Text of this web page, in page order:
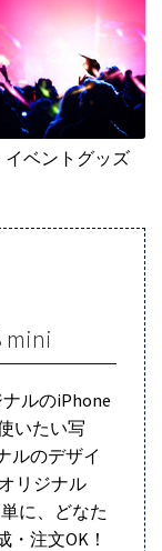
イベントグッズ
mini
ルのiPhone
いたい写
ルのデザイ
リジナル
に、どなた
注文OK！